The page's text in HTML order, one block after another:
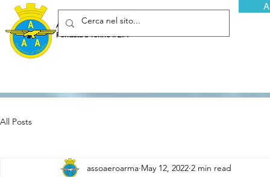
Associazione Arma Aeronautica - Aviatori d'Italia ETS
Fondata a Torino il 29 febbraio 1952
All Posts
assoaeroarma May 12, 2022 2 min read